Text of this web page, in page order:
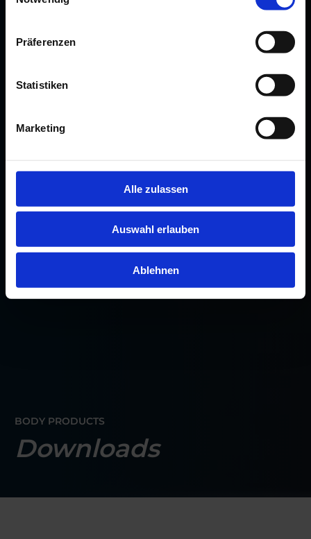
Präferenzen
Statistiken
Marketing
Alle zulassen
Auswahl erlauben
Ablehnen
BODY PRODUCTS
Downloads